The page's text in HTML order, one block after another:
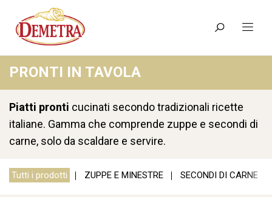
PRONTI IN TAVOLA
Piatti pronti cucinati secondo tradizionali ricette
italiane. Gamma che comprende zuppe e secondi di
carne, solo da scaldare e servire.
Tutti i prodotti ZUPPE E MINESTRE SECONDI DI CARNE